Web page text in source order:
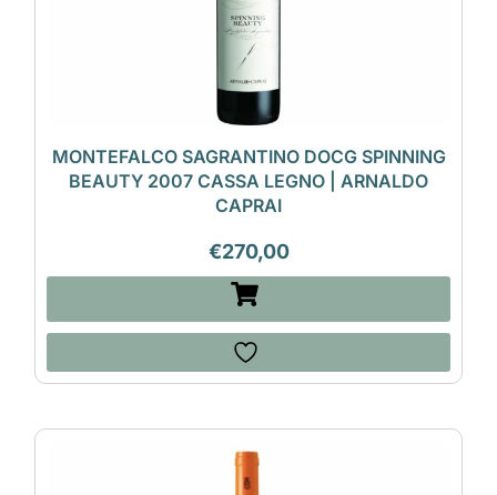
MONTEFALCO SAGRANTINO DOCG SPINNING
BEAUTY 2007 CASSA LEGNO | ARNALDO
CAPRAI
€270,00